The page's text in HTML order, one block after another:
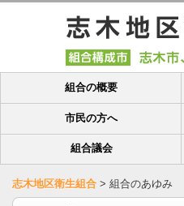
組合の概要
市民の方へ
組合議会
志木地区衛生組合 > 組合のあゆみ